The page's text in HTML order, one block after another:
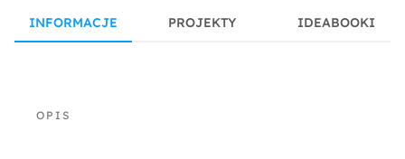
INFORMACJE PROJEKTY IDEABOOKI